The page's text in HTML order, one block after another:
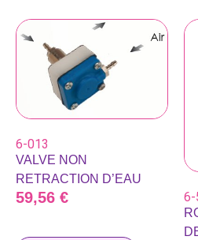
6-013
VALVE NON
RETRACTION D’EAU
59,56 € 6-